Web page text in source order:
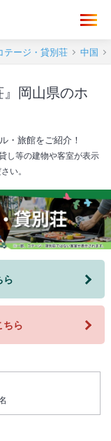
テージ・貸別荘 中国
』岡山県のホ
・旅館をご紹介！
し等の建物や客室が表示
い。
ちら
ら